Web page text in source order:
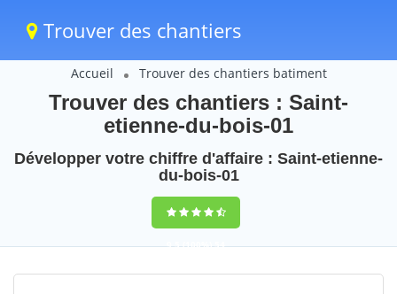
Trouver des chantiers
Accueil Trouver des chantiers batiment
Trouver des chantiers : Saint-
etienne-du-bois-01
Développer votre chiffre d'affaire : Saint-etienne-
du-bois-01
9,5(100%)54
votes